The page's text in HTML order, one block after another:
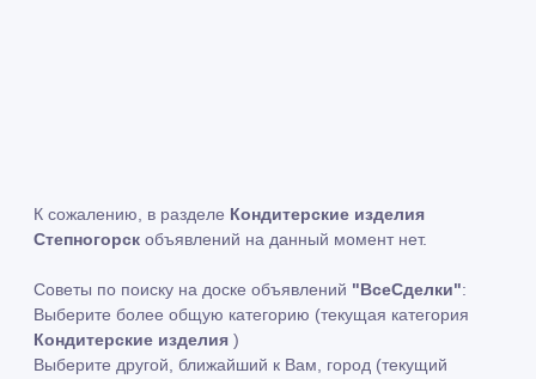
К сожалению, в разделе Кондитерские изделия
Степногорск объявлений на данный момент нет.
Советы по поиску на доске объявлений "ВсеСделки":
Выберите более общую категорию (текущая категория
Кондитерские изделия )
Выберите другой, ближайший к Вам, город (текущий